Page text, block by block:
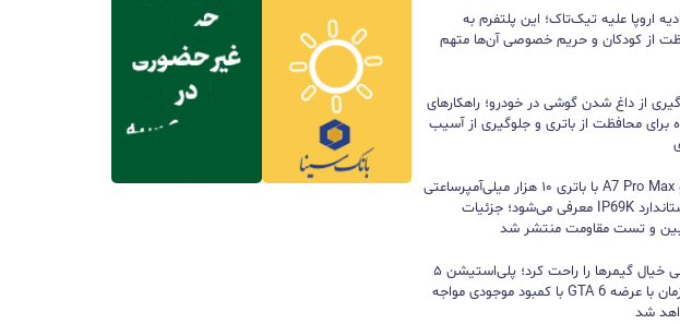
اروپا علیه تیک‌تاک؛ این پلتفرم به
از کودکان و حریم خصوصی آن‌ها متهم
از داغ شدن گوشی در خودرو؛ راهکارهای
برای محافظت از باتری و جلوگیری از آسیب
اوپو A7 Pro Max با باتری ۱۰ هزار میلی‌آمپرساعتی
و استاندارد IP69K معرفی می‌شود؛ جزئیات
و تست مقاومت منتشر شد
سونی خیال گیمرها را راحت کرد؛ پلی‌استیشن ۵
هم‌زمان با عرضه GTA 6 با کمبود موجودی مواجه
شد